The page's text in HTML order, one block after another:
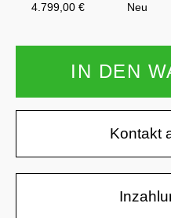
4.799,00 € Neu
IN DEN
Kontakt